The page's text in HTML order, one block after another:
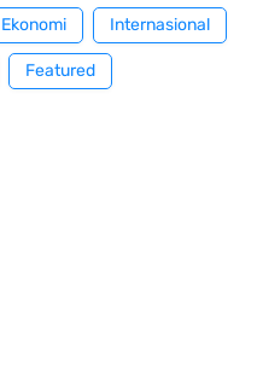
Ekonomi Internasional
Featured